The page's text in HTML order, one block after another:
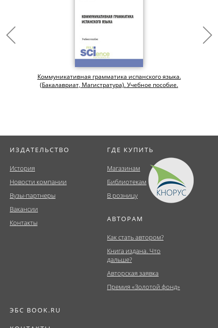
Коммуникативная грамматика испанского языка.
(Бакалавриат, Магистратура). Учебное пособие.
ИЗДАТЕЛЬСТВО
История
Новости компании
Вузы-партнеры
Вакансии
Контакты
ГДЕ КУПИТЬ
Магазинам
Библиотекам
В розницу
АВТОРАМ
Как стать автором?
Книга издана. Что
дальше?
Авторская заявка
Премия «Золотой фонд»
ЭБС BOOK.RU